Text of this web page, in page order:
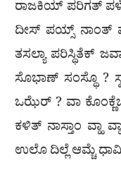
ರಾಜಕಿಯ್ ಪರಿಗತ್
ದೀಸ್ ಪಯ್ಸ್ ನಾಂತ್
ತಸಲ್ಯಾ ಪರಿಸ್ಥಿತೆಕ್
ಸೊಭಾಣ್ ಸಂಸ್ಥೊ ?
ಒಝೆರ್ ? ವಾ
ಕಳಿತ್ ನಾಸ್ತಾಂ
ಉಲೊ ದಿಲ್ಲೆ ಆಮ್ಚೆ